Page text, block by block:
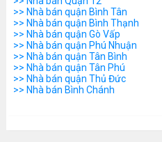
>> Nhà bán quận Bình Tân
>> Nhà bán quận Bình Thạnh
>> Nhà bán quận Gò Vấp
>> Nhà bán quận Phú Nhuận
>> Nhà bán quận Tân Bình
>> Nhà bán quận Tân Phú
>> Nhà bán quận Thủ Đức
>> Nhà bán Bình Chánh